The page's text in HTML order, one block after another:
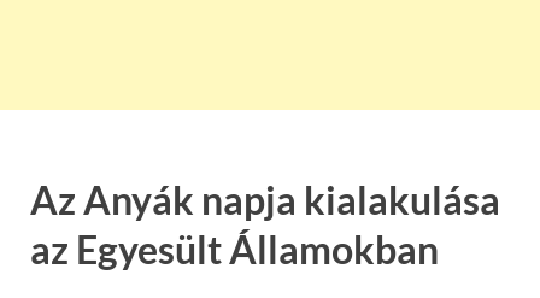
Az Anyák napja kialakulása
az Egyesült Államokban